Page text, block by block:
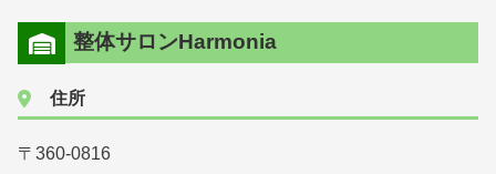
整体サロンHarmonia
住所
〒360-0816